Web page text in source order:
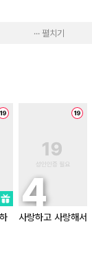
··· 펼치기
사랑하고 사랑해서